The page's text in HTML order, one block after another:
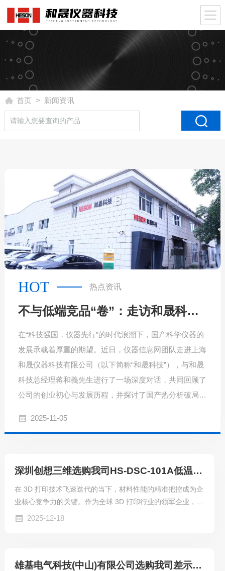
首页 > 新闻资讯
HOT 热点资讯
不与低端竞品“卷”：走访和晟科技，探寻国产热分析如何行稳致远
在“科技强国，仪器先行”的时代浪潮下，国产科学仪器的
发展承载着厚重的期望。近日，仪器信息网团队走进上海
和晟仪器科技有限公司（以下简称“和晟科技”），与和晟
科技总经理蒋和義先生进行了一场深度对话，共同回顾了
公司的创业初心与发展历程，并探讨了国产热分析破局之
2025-11-05
深圳创想三维选购我司HS-DSC-101A低温差示扫描量热仪
在 3D 打印技术飞速迭代的当下，材料性能的精准把控成为企
业核心竞争力的关键。作为全球 3D 打印行业的领军企业，创
想三维（Creality）始终以技术创新为导向，近日正式敲定选
2025-12-18
雄基电气科技(中山)有限公司选购我司差示扫描量热仪